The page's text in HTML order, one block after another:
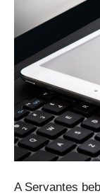
A Servantes